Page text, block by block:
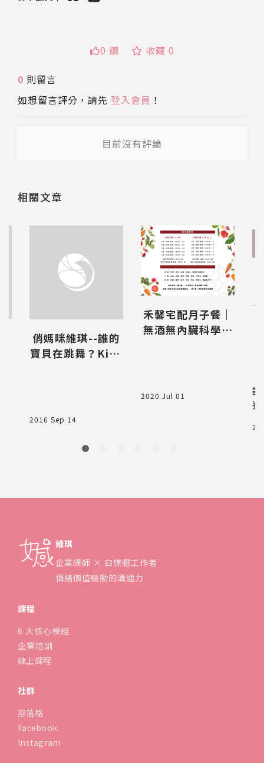
0 讚 收藏 0
0 則留言
如想留言評分，請先 登入會員 ！
目前沒有評論
相關文章
俏媽咪維琪--誰的
寶貝在跳舞？Kind
2016 Sep 14
禾馨宅配月子餐｜
無酒無內臟科學心
2020 Jul 01
維琪
企業講師 × 自媒體工作者
情緒價值驅動的溝通力
課程
6 大核心模組
企業培訓
線上課程
社群
部落格
Facebook
Instagram